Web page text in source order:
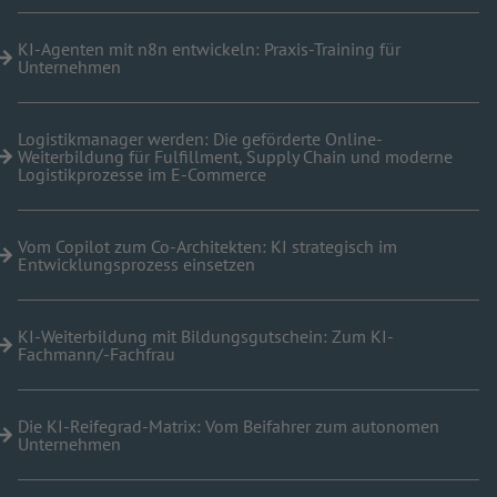
KI-Agenten mit n8n entwickeln: Praxis-Training für
Unternehmen
Logistikmanager werden: Die geförderte Online-
Weiterbildung für Fulfillment, Supply Chain und moderne
Logistikprozesse im E-Commerce
Vom Copilot zum Co-Architekten: KI strategisch im
Entwicklungsprozess einsetzen
KI-Weiterbildung mit Bildungsgutschein: Zum KI-
Fachmann/-Fachfrau
Die KI-Reifegrad-Matrix: Vom Beifahrer zum autonomen
Unternehmen